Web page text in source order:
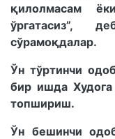
қилолмасам
ўргатасиз”,
сўрамоқдалар.
Ўн тўртинчи
бир ишда
топшириш.
Ўн бешинчи